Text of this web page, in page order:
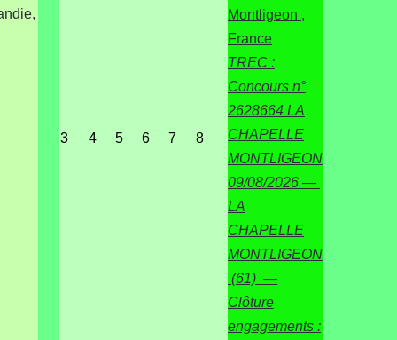
3 4 5 6 7 8
Montligeon ,
France
TREC :
Concours n°
2628664 LA
CHAPELLE
MONTLIGEON
09/08/2026 —
LA
CHAPELLE
MONTLIGEON
(61) —
Clôture
engagements :